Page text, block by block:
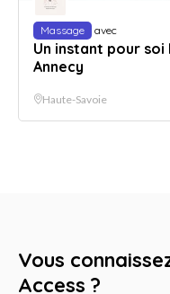
Massage avec
Un instant pour soi
Annecy
Haute-Savoie
Vous
Access ?